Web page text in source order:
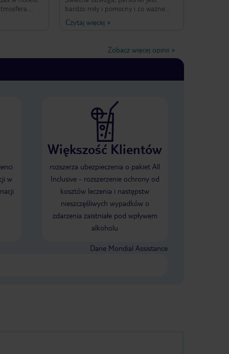
która
bardzo miły i pomocny i co ważne
nienachalny . Kierowniczka Anna
pomoże z każdym problemem. Hotel
miarę czysty. Basen z cieplutką wodą .
Jedzenie całkiem dobre - trochę
jest to dobry hotel👌🏻
Czytaj więcej »
Zobacz więcej opinii »
w
Większość Klientów
rozszerza ubezpieczenia o pakiet All
Inclusive - rozszerzenie ochrony od
kosztów leczenia i następstw
nieszczęśliwych wypadków o
zdarzenia zaistniałe pod wpływem
alkoholu
Dane Mondial Assistance